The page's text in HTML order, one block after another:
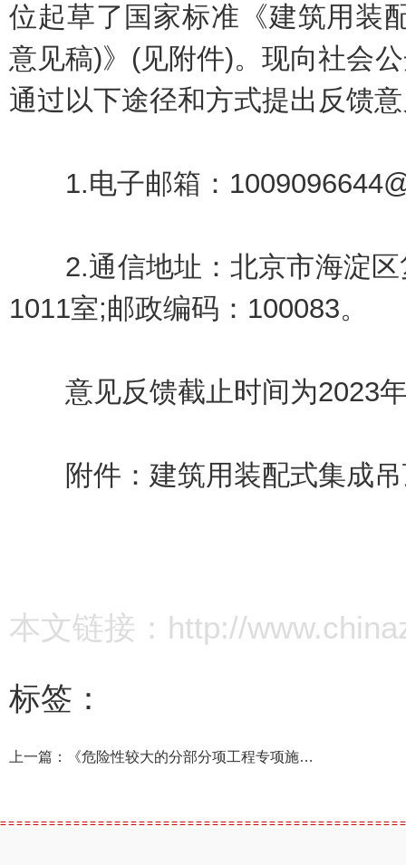
位起草了国家标准《建筑用装
意见稿)》(见附件)。现向社会
通过以下途径和方式提出反馈
1.电子邮箱：
2.通信地址：北京市海淀区
1011室;邮政编码：100083。
意见反馈截止时间为2023年
附件： 建筑用装配式集成
本文链接：http://
标签：
上一篇： 《危险性较大的分部分项工程专项施工方案 专家论证管理办法（征求意见稿）》